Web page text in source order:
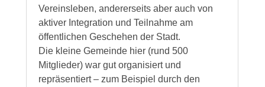
Vereinsleben, andererseits aber auch von
aktiver Integration und Teilnahme am
öffentlichen Geschehen der Stadt.
Die kleine Gemeinde hier (rund 500
Mitglieder) war gut organisiert und
repräsentiert – zum Beispiel durch den